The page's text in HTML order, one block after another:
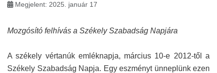
Megjelent: 2025. január 17
Mozgósító felhívás a Székely Szabadság Napjára
A székely vértanúk emléknapja, március 10-e 2012-től a
Székely Szabadság Napja. Egy eszményt ünneplünk ezen